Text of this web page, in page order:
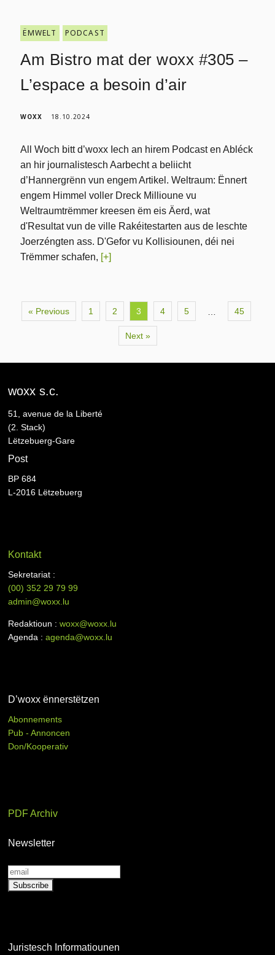
ËMWELT PODCAST
Am Bistro mat der woxx #305 –
L’espace a besoin d’air
WOXX 18.10.2024
All Woch bitt d’woxx Iech an hirem Podcast en Abléck
an hir journalistesch Aarbecht a beliicht
d’Hannergrënn vun engem Artikel. Weltraum: Ënnert
engem Himmel voller Dreck Millioune vu
Weltraumtrëmmer kreesen ëm eis Äerd, wat
d'Resultat vun de ville Rakéitestarten aus de leschte
Joerzéngten ass. D'Gefor vu Kollisiounen, déi nei
Trëmmer schafen, [+]
« Previous 1 2 3 4 5 45
Next »
woxx s.c.
51, avenue de la Liberté
(2. Stack)
Lëtzebuerg-Gare
Post
BP 684
L-2016 Lëtzebuerg
Kontakt
Sekretariat :
(00)352 29 79 99
admin@woxx.lu
Redaktioun :woxx@woxx.lu
Agenda :agenda@woxx.lu
D’woxx ënnerstëtzen
Abonnements
Pub - Annoncen
Don/Kooperativ
PDF Archiv
Newsletter
Juristesch Informatiounen